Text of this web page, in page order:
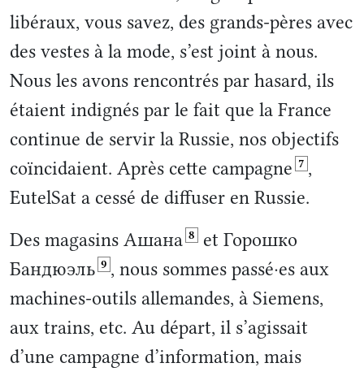
libéraux, vous savez, des grands-pères avec
des vestes à la mode, s’est joint à nous.
Nous les avons rencontrés par hasard, ils
étaient indignés par le fait que la France
continue de servir la Russie, nos objectifs
coïncidaient. Après cette campagne 7 ,
EutelSat a cessé de diffuser en Russie.
Des magasins Ашана 8 et Горошко
Бандюэль 9 , nous sommes passé·es aux
machines-outils allemandes, à Siemens,
aux trains, etc. Au départ, il s’agissait
d’une campagne d’information, mais